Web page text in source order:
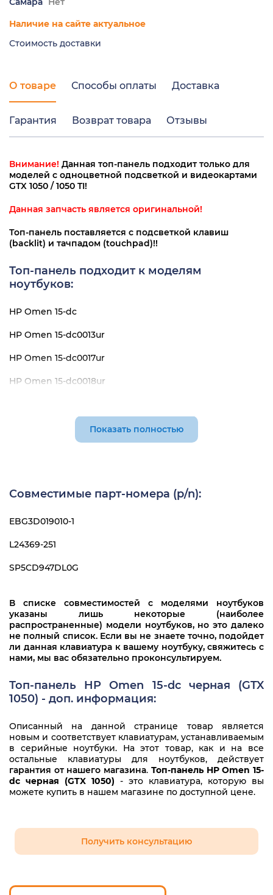
Наличие на сайте актуальное
Стоимость доставки
О товаре Способы оплаты Доставка
Гарантия Возврат товара Отзывы
Внимание! Данная топ-панель подходит только для
моделей с одноцветной подсветкой и видеокартами
GTX 1050 / 1050 TI!
Данная запчасть является оригинальной!
Топ-панель поставляется с подсветкой клавиш
(backlit) и тачпадом (touchpad)!!
Топ-панель подходит к моделям
ноутбуков:
HP Omen 15-dc
HP Omen 15-dc0013ur
HP Omen 15-dc0017ur
HP Omen 15-dc0018ur
HP Omen 15-dc0028ur
HP Omen 15-dc0042ur
HP Omen 15-dc0052ur
HP Omen 15-dc0059ur
HP Omen 15-dc0062ur
HP Omen 15-dc1004ur
HP Omen 15-dc1011ur
HP Omen 15-dc1016ur
HP Omen 15-dc1021ur
HP Omen 15-dc1023ur
HP Omen 15-dc1027ur
HP Omen 15-dc1034ur
HP Omen 15-dc1035ur
HP Omen 15-dc1036ur
HP Omen 15-dc1044ur
HP Omen 15-dc1048ur
Показать полностью
Совместимые парт-номера (p/n):
EBG3D019010-1
L24369-251
SP5CD947DL0G
В списке совместимостей с моделями ноутбуков
указаны лишь некоторые (наиболее
распространенные) модели ноутбуков, но это далеко
не полный список. Если вы не знаете точно, подойдет
ли данная клавиатура к вашему ноутбуку, свяжитесь с
нами, мы вас обязательно проконсультируем.
Топ-панель HP Omen 15-dc черная (GTX
1050) - доп. информация:
Описанный на данной странице товар является
новым и соответствует клавиатурам, устанавливаемым
в серийные ноутбуки. На этот товар, как и на все
остальные клавиатуры для ноутбуков, действует
гарантия от нашего магазина. Топ-панель HP Omen 15-
dc черная (GTX 1050) - это клавиатура, которую вы
можете купить в нашем магазине по доступной цене.
Получить консультацию